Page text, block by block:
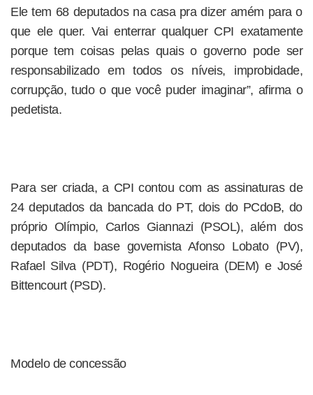
Ele tem 68 deputados na casa pra dizer amém para o
que ele quer. Vai enterrar qualquer CPI exatamente
porque tem coisas pelas quais o governo pode ser
responsabilizado em todos os níveis, improbidade,
corrupção, tudo o que você puder imaginar”, afirma o
pedetista.
Para ser criada, a CPI contou com as assinaturas de
24 deputados da bancada do PT, dois do PCdoB, do
próprio Olímpio, Carlos Giannazi (PSOL), além dos
deputados da base governista Afonso Lobato (PV),
Rafael Silva (PDT), Rogério Nogueira (DEM) e José
Bittencourt (PSD).
Modelo de concessão